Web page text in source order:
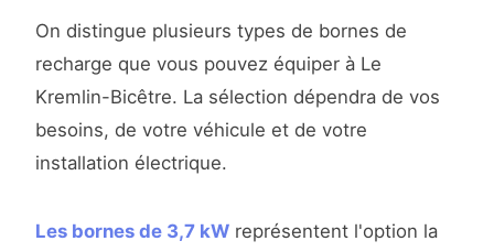
On distingue plusieurs types de bornes de
recharge que vous pouvez équiper à Le
Kremlin-Bicêtre. La sélection dépendra de vos
besoins, de votre véhicule et de votre
installation électrique.
Les bornes de 3,7 kW représentent l'option la